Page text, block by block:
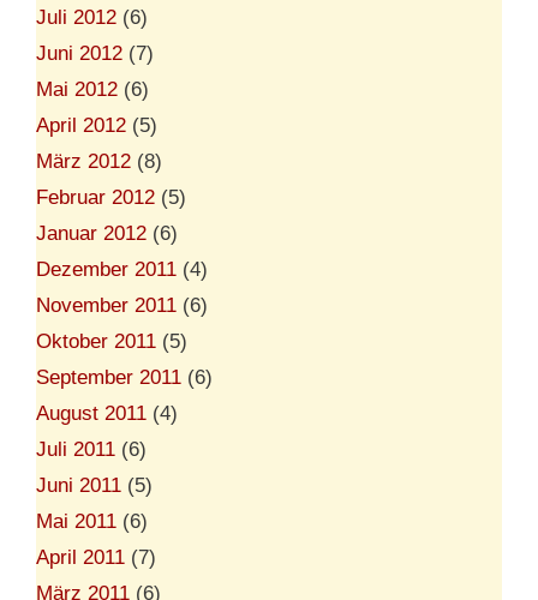
Juli 2012 (6)
Juni 2012 (7)
Mai 2012 (6)
April 2012 (5)
März 2012 (8)
Februar 2012 (5)
Januar 2012 (6)
Dezember 2011 (4)
November 2011 (6)
Oktober 2011 (5)
September 2011 (6)
August 2011 (4)
Juli 2011 (6)
Juni 2011 (5)
Mai 2011 (6)
April 2011 (7)
März 2011 (6)